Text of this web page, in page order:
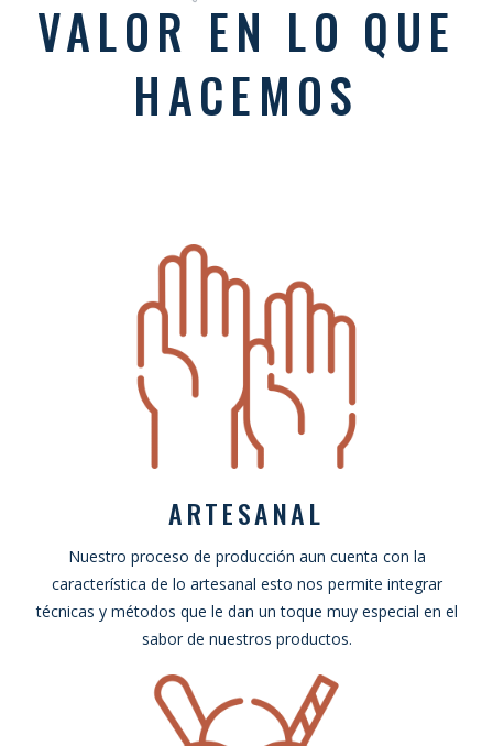
VALOR EN LO QUE
HACEMOS
ARTESANAL
Nuestro proceso de producción aun cuenta con la
característica de lo artesanal esto nos permite integrar
técnicas y métodos que le dan un toque muy especial en el
sabor de nuestros productos.